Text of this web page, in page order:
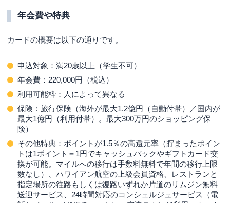
年会費や特典
カードの概要は以下の通りです。
申込対象：満20歳以上（学生不可）
年会費：220,000円（税込）
利用可能枠：人によって異なる
保険：旅行保険（海外が最大1.2億円（自動付帯）／国内が
最大1億円（利用付帯）。最大300万円のショッピング保
険）
その他特典：ポイントが1.5％の高還元率（貯まったポイン
トは1ポイント＝1円でキャッシュバックやギフトカード交
換が可能。マイルへの移行は手数料無料で年間の移行上限
数なし）、ハワイアン航空の上級会員資格、レストランと
指定場所の往路もしくは復路いずれか片道のリムジン無料
送迎サービス、24時間対応のコンシェルジュサービス（電